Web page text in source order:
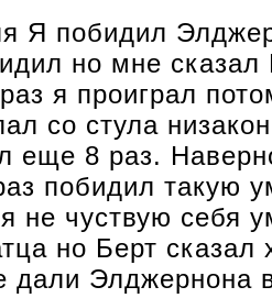
Я побидил
но мне
я проиграл
со стула
еще 8 раз.
побидил такую
не чуствую себя
но Берт
дали Элджернона